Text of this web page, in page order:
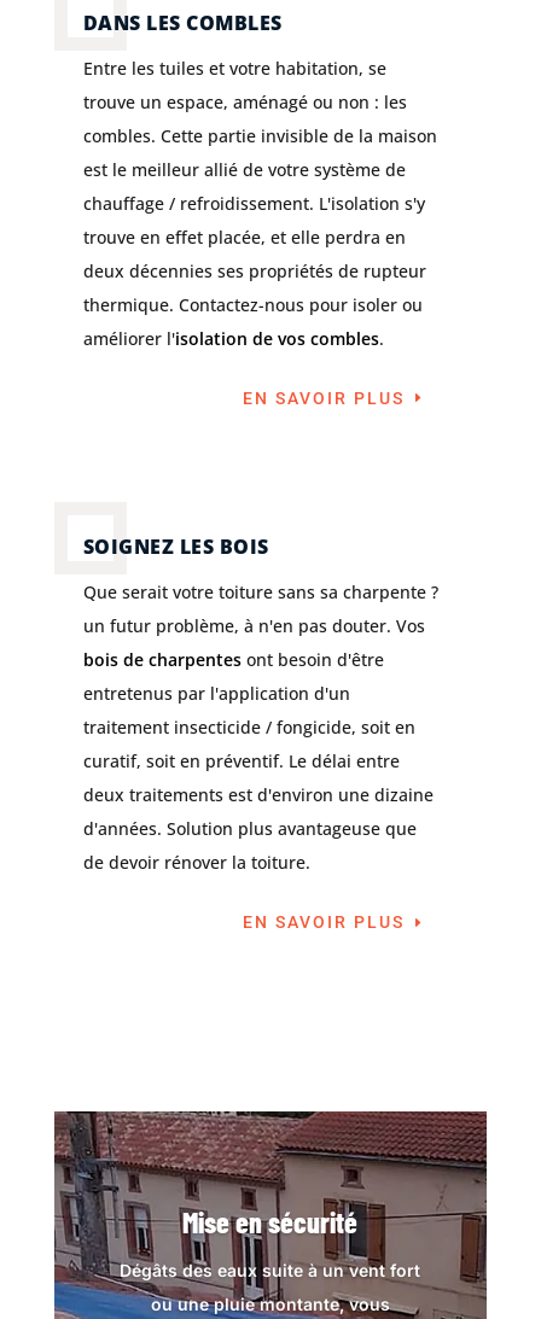
DANS LES COMBLES
Entre les tuiles et votre habitation, se
trouve un espace, aménagé ou non : les
combles. Cette partie invisible de la maison
est le meilleur allié de votre système de
chauffage / refroidissement. L'isolation s'y
trouve en effet placée, et elle perdra en
deux décennies ses propriétés de rupteur
thermique. Contactez-nous pour isoler ou
améliorer l'isolation de vos combles.
EN SAVOIR PLUS
SOIGNEZ LES BOIS
Que serait votre toiture sans sa charpente ?
un futur problème, à n'en pas douter. Vos
bois de charpentesont besoin d'être
entretenus par l'application d'un
traitement insecticide / fongicide, soit en
curatif, soit en préventif. Le délai entre
deux traitements est d'environ une dizaine
d'années. Solution plus avantageuse que
de devoir rénover la toiture.
EN SAVOIR PLUS
Mise en sécurité
Dégâts des eaux suite à un vent fort
ou une pluie montante, vous